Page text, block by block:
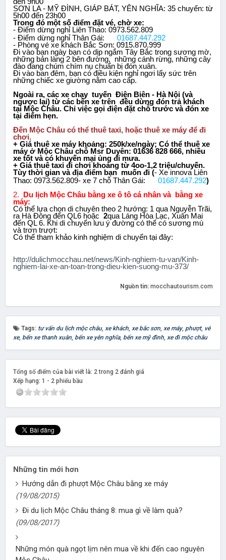
SƠN LA - MỸ ĐÌNH, GIÁP BÁT, YÊN NGHĨA: 35 chuyến: từ
5h00 đến 23h00
Trong đó một số điểm đặt vé, chờ xe:
- Điểm dừng nghỉ Liên Thao: 0973.562.809
- Điểm dừng nghỉ Thân Gái:
01687.447.292
- Phòng vé xe khách Bắc Sơn: 0915.870.999
Đi vào ban ngày bạn có dịp ngắm Tây Bắc trong sương mờ,
những bản làng 2 bên đường, những cánh rừng, những cây
đào đang chúm chím nụ chuẩn bị đón xuân.
Đi vào ban đêm, bạn có điều kiện nghỉ ngơi lấy sức trên
những chiếc xe giường nằm cao cấp.
Ngoài ra, các xe chạy tuyến Điện Biên - Hà Nội (và
ngược lại) từ các bến xe trên đều dừng đón trả khách
tại Mộc Châu. Chỉ việc gọi điện đặt chỗ trước và đón xe
tại điểm hẹn.
Đến Mộc Châu có thể thuê taxi, hoặc thuê xe máy để đi
chơi.
+ Giá thuê xe máy khoảng: 250k/xe/ngày; Có thể thuê xe
máy ở Mộc Châu chỗ Msr Duyên: 01636 828 666, nhiều
xe tốt và có khuyến mại ủng đi mưa.
+ Giá thuê taxi đi chơi khoảng từ 4oo-1,2 triệu/chuyến.
Tùy thời gian và địa điểm bạn muốn đi (- Xe innova Liên
Thao: 0973.562.809- xe 7 chỗ Thân Gái:
01687.447.292)
2. Du lịch Mộc Châu bằng xe ô tô cá nhân và bằng xe
máy:
Có thể lựa chọn di chuyên theo 2 hướng: 1 qua Nguyễn Trãi,
ra Hà Đông đến QL6 hoặc 2qua Láng Hòa Lạc, Xuân Mai
đến QL 6. Khi di chuyển lưu ý đường có thể có sương mù
và trơn trượt:
Có thể tham khảo kinh nghiệm di chuyển tại đây:
http://dulichmocchau.net/news/Kinh-nghiem-tu-van/Kinh-
nghiem-lai-xe-an-toan-trong-dieu-kien-suong-mu-373/
Nguồn tin: mocchautourism.com
Tags: tư vấn du lịch mộc châu, xe khách, xe bắc sơn, xe máy, phượt, vé
xe, bến xe thanh xuân, bến xe yên nghĩa, bến xe mỹ đình, xe đi mộc châu
Tổng số điểm của bài viết là: 2 trong 2 đánh giá
Xếp hạng: 1 - 2 phiếu bầu
Những tin mới hơn
Hướng dẫn đi phượt Mộc Châu bằng xe máy
(19/08/2015)
Đi du lịch Mộc Châu tháng 8: mua gì về làm quà?
(09/08/2017)
Những món quà ngọt lịm nên mua về khi đến cao nguyên